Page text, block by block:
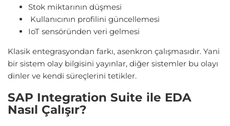
Stok miktarının düşmesi
Kullanıcının profilini güncellemesi
IoT sensöründen veri gelmesi
Klasik entegrasyondan farkı, asenkron çalışmasıdır. Yani
bir sistem olay bilgisini yayınlar, diğer sistemler bu olayı
dinler ve kendi süreçlerini tetikler.
SAP Integration Suite ile EDA
Nasıl Çalışır?